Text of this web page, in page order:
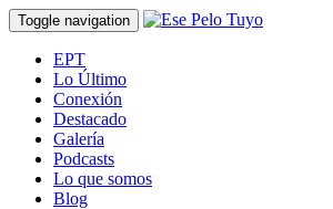
Toggle navigation
EPT
Lo Último
Conexión
Destacado
Galería
Podcasts
Lo que somos
Blog